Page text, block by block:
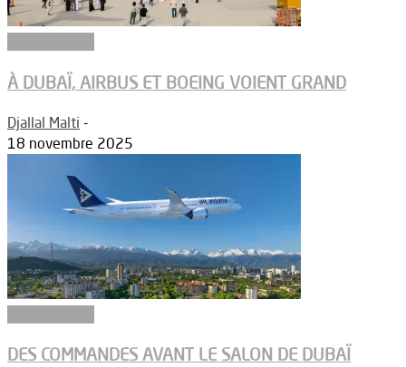
À DUBAÏ, AIRBUS ET BOEING VOIENT GRAND
Djallal Malti -
18 novembre 2025
DES COMMANDES AVANT LE SALON DE DUBAÏ